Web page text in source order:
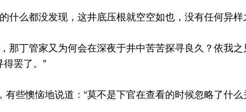
什么都没发现，这井底压根就空空如也，没有任何异样
那丁管家又为何会在深夜于井中苦苦探寻良久？依我
罢了。”
些懊恼地说道：“莫不是下官在查看的时候忽略了什么